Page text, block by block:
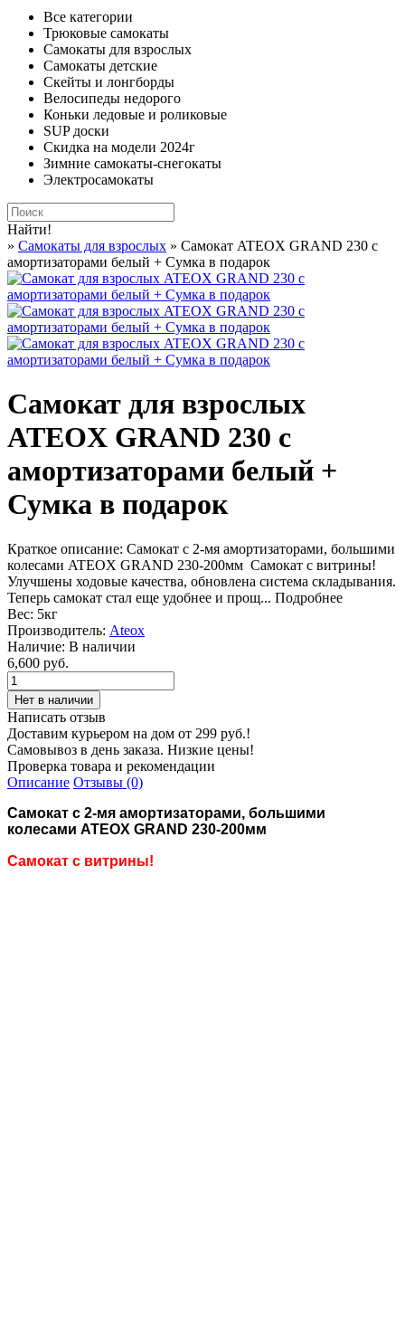
Все категории
Трюковые самокаты
Самокаты для взрослых
Самокаты детские
Cкейты и лонгборды
Велосипеды недорого
Коньки ледовые и роликовые
SUP доски
Скидка на модели 2024г
Зимние самокаты-снегокаты
Электросамокаты
Найти!
» Самокаты для взрослых » Cамокат ATEOX GRAND 230 с
амортизаторами белый + Сумка в подарок
Cамокат для взрослых
ATEOX GRAND 230 с
амортизаторами белый +
Сумка в подарок
Краткое описание: Самокат с 2-мя амортизаторами, большими
колесами ATEOX GRAND 230-200мм Самокат с витрины!
Улучшены ходовые качества, обновлена система складывания.
Теперь самокат стал еще удобнее и прощ... Подробнее
Вес: 5кг
Производитель: Ateox
Наличие: В наличии
6,600 руб.
Написать отзыв
Доставим курьером на дом от 299 руб.!
Самовывоз в день заказа. Низкие цены!
Проверка товара и рекомендации
Описание Отзывы (0)
Самокат с 2-мя амортизаторами, большими
колесами ATEOX GRAND 230-200мм
Самокат с витрины!